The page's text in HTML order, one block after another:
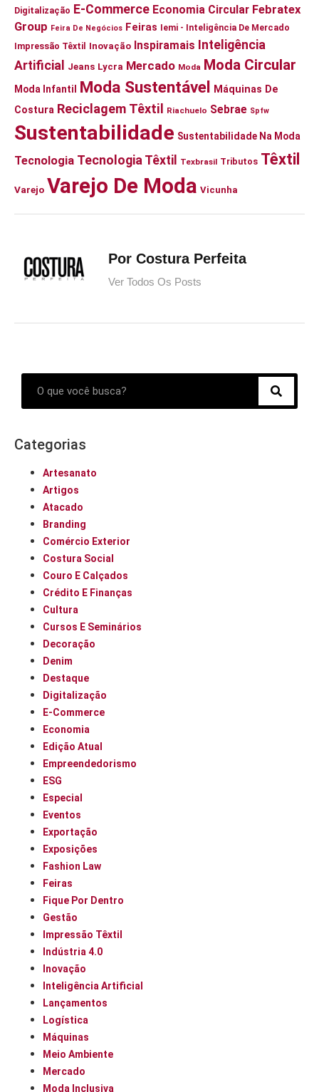
Digitalização E-Commerce Economia Circular Febratex
Group Feira De Negócios Feiras Iemi - Inteligência De Mercado
Impressão Têxtil Inovação Inspiramais
Inteligência
Artificial
Jeans Lycra Mercado Moda Moda Circular
Moda Infantil Moda Sustentável
Máquinas De
Costura Reciclagem Têxtil Riachuelo Sebrae Spfw
Sustentabilidade Sustentabilidade Na Moda
Tecnologia Tecnologia Têxtil Texbrasil Tributos Têxtil
Varejo Varejo De Moda Vicunha
Por Costura Perfeita
Ver Todos Os Posts
Categorias
Artesanato
Artigos
Atacado
Branding
Comércio Exterior
Costura Social
Couro E Calçados
Crédito E Finanças
Cultura
Cursos E Seminários
Decoração
Denim
Destaque
Digitalização
E-Commerce
Economia
Edição Atual
Empreendedorismo
ESG
Especial
Eventos
Exportação
Exposições
Fashion Law
Feiras
Fique Por Dentro
Gestão
Impressão Têxtil
Indústria 4.0
Inovação
Inteligência Artificial
Lançamentos
Logística
Máquinas
Meio Ambiente
Mercado
Moda Inclusiva